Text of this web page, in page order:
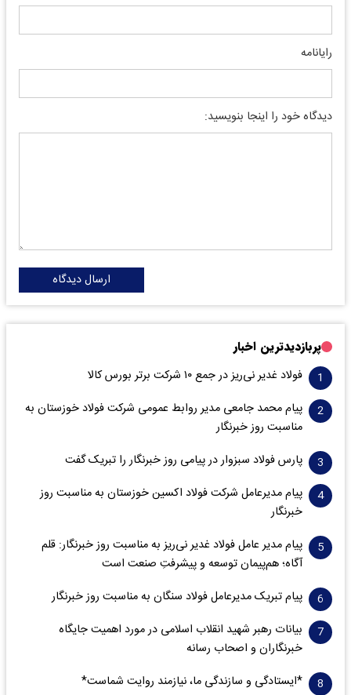
رایانامه
دیدگاه خود را اینجا بنویسید:
ارسال دیدگاه
پربازدیدترین اخبار
فولاد غدیر نی‌ریز در جمع ۱۰ شرکت برتر بورس کالا
پیام محمد جامعی مدیر روابط عمومی شرکت فولاد خوزستان به
مناسبت روز خبرنگار
پارس فولاد سبزوار در پیامی روز خبرنگار را تبریک گفت
پیام مدیرعامل شرکت فولاد اکسین خوزستان به مناسبت روز
خبرنگار
پیام مدیر عامل فولاد غدیر نی‌ریز به مناسبت روز خبرنگار: قلم
آگاه؛ هم‌پیمان توسعه و پیشرفتِ صنعت است
پیام تبریک مدیرعامل فولاد سنگان به مناسبت روز خبرنگار
بیانات رهبر شهید انقلاب اسلامی در مورد اهمیت جایگاه
خبرنگاران و اصحاب رسانه
*ایستادگی و سازندگی ما، نیازمند روایت شماست*